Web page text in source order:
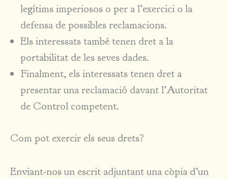
legítims imperiosos o per a l’exercici o la
defensa de possibles reclamacions.
Els interessats també tenen dret a la
portabilitat de les seves dades.
Finalment, els interessats tenen dret a
presentar una reclamació davant l’Autoritat
de Control competent.
Com pot exercir els seus drets?
Enviant-nos un escrit adjuntant una còpia d’un